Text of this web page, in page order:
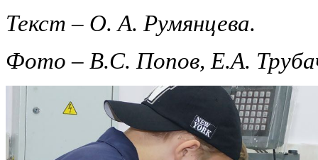
Текст – О. А. Румянцева.
Фото – В.С. Попов, Е.А.